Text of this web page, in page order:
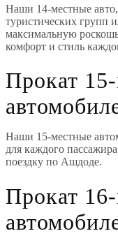
Наши 14-местные
туристических групп
максимальную
комфорт и стиль
Прокат
Наши 15-местные
для каждого
поездку по Ашдоде.
Прокат